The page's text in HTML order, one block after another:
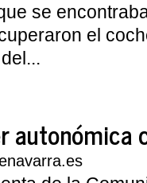
se
el
autonómica